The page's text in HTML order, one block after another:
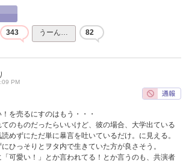
343 うーん… 82
PM
を売るにすのはもう・・・
のものだったらいいけど、彼の場合、大学出ている
めずにただ単に暴言を吐いているだけ。に見える。
ひっそりとヲタ内で生きていた方が良さそう。
「可愛い！」とか言われてる！とか言うのも、共演者